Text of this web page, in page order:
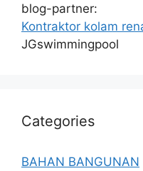
blog-partner:
Kontraktor kolam
JGswimmingpool
Categories
BAHAN BANGUNAN